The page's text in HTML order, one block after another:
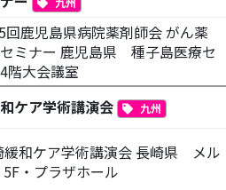
回鹿児島県病院薬剤師会 がん薬
ミナー 鹿児島県 種子島医療セ
階大会議室
ケア学術講演会 九州
緩和ケア学術講演会 長崎県 メル
5F・プラザホール